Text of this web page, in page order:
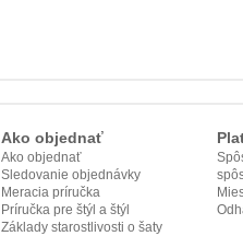
Ako objednať
Ako objednať
Sledovanie objednávky
Meracia príručka
Príručka pre štýl a štýl
Základy starostlivosti o šaty